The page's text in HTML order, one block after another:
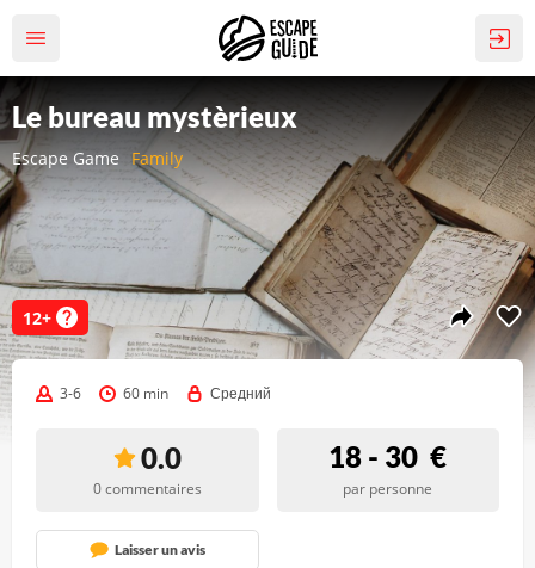
Escape Game Family
Le bureau mystèrieux
12+
3-6 60 min Средний
0.0
0 commentaires
18 - 30 €
par personne
Laisser un avis